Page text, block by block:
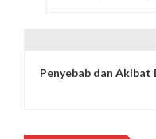
Penyebab dan Akibat